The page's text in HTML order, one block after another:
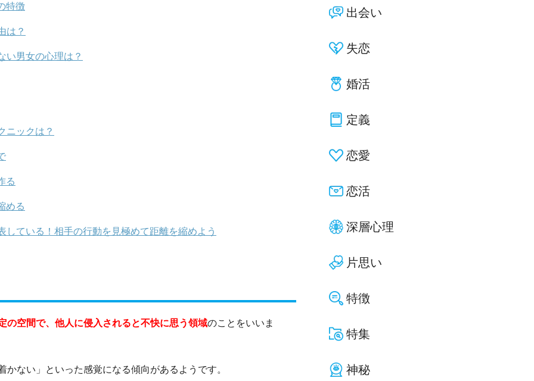
特徴
は？
い男女の心理は？
ニックは？
る
める
ている！相手の行動を見極めて距離を縮めよう
の空間で、他人に侵入されると不快に思う領域のことをいいま
ない」といった感覚になる傾向があるようです。
出会い
失恋
婚活
定義
恋愛
恋活
深層心理
片思い
特徴
特集
神秘